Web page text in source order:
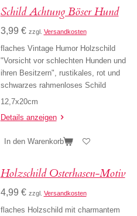
Schild Achtung Böser Hund
3,99 € zzgl. Versandkosten
flaches Vintage Humor Holzschild
"Vorsicht vor schlechten Hunden und
ihren Besitzern", rustikales, rot und
schwarzes rahmenloses Schild
12,7x20cm
Details anzeigen
In den Warenkorb
Holzschild Osterhasen-Motiv
4,99 € zzgl. Versandkosten
flaches Holzschild mit charmantem